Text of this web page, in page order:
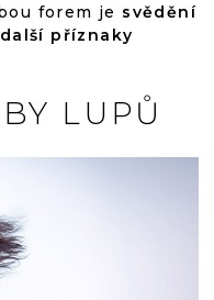
forem je svědění
příznaky
LUPŮ